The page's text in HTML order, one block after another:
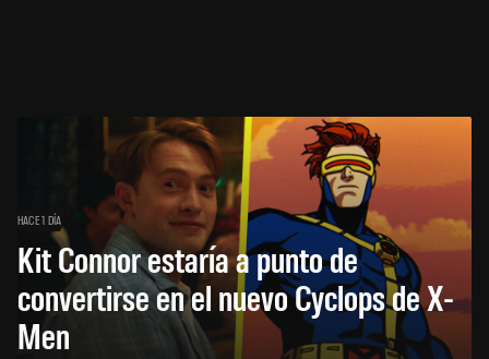
HACE 1 DÍA
Kit Connor estaría a punto de
convertirse en el nuevo Cyclops de X-
Men